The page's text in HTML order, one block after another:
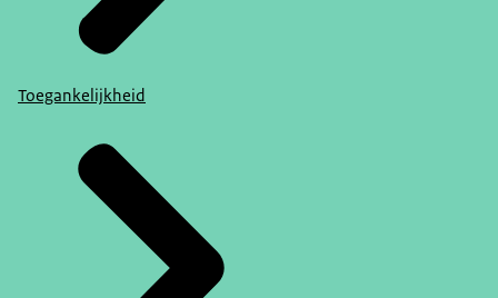
Toegankelijkheid